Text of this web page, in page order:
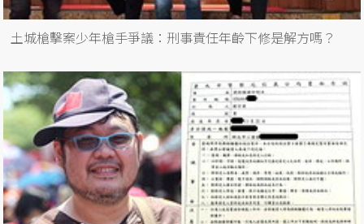
土城槍擊案少年槍手爭議：刑事責任年齡下修是解方嗎？